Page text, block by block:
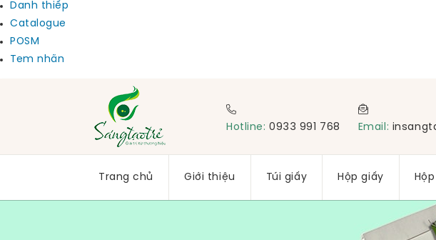
Danh thiếp
Catalogue
POSM
Tem nhãn
Hotline: 0933 991 768 Email:
Trang chủ Giới thiệu Túi giấy Hộp giấy